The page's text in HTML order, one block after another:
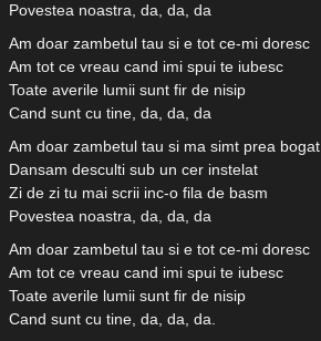
Povestea noastra, da, da, da
Am doar zambetul tau si e tot ce-mi doresc
Am tot ce vreau cand imi spui te iubesc
Toate averile lumii sunt fir de nisip
Cand sunt cu tine, da, da, da
Am doar zambetul tau si ma simt prea bogat
Dansam desculti sub un cer instelat
Zi de zi tu mai scrii inc-o fila de basm
Povestea noastra, da, da, da
Am doar zambetul tau si e tot ce-mi doresc
Am tot ce vreau cand imi spui te iubesc
Toate averile lumii sunt fir de nisip
Cand sunt cu tine, da, da, da.